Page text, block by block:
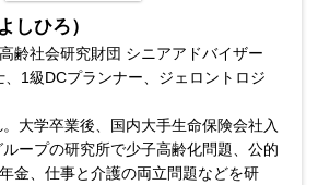
しひろ）
齢社会研究財団 シニアアドバイザー
、1級DCプランナー、ジェロントロジ
大学卒業後、国内大手生命保険会社入
ープの研究所で少子高齢化問題、公的
金、仕事と介護の両立問題などを研